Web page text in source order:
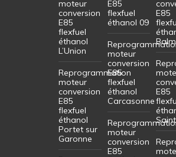
moteur
conversion
E85
flexfuel
éthanol
L’Union
Reprogrammation
moteur
conversion
E85
flexfuel
éthanol
Portet sur
Garonne
E85
flexfuel
éthanol 09
moteur
conversion
E85
flexfuel
éthanol
Carcasonne
moteur
conversion
E85
E85
E85